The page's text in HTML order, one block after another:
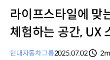
라이프스타일에 맞
체험하는 공간, UX
현대자동차그룹2025.07.02